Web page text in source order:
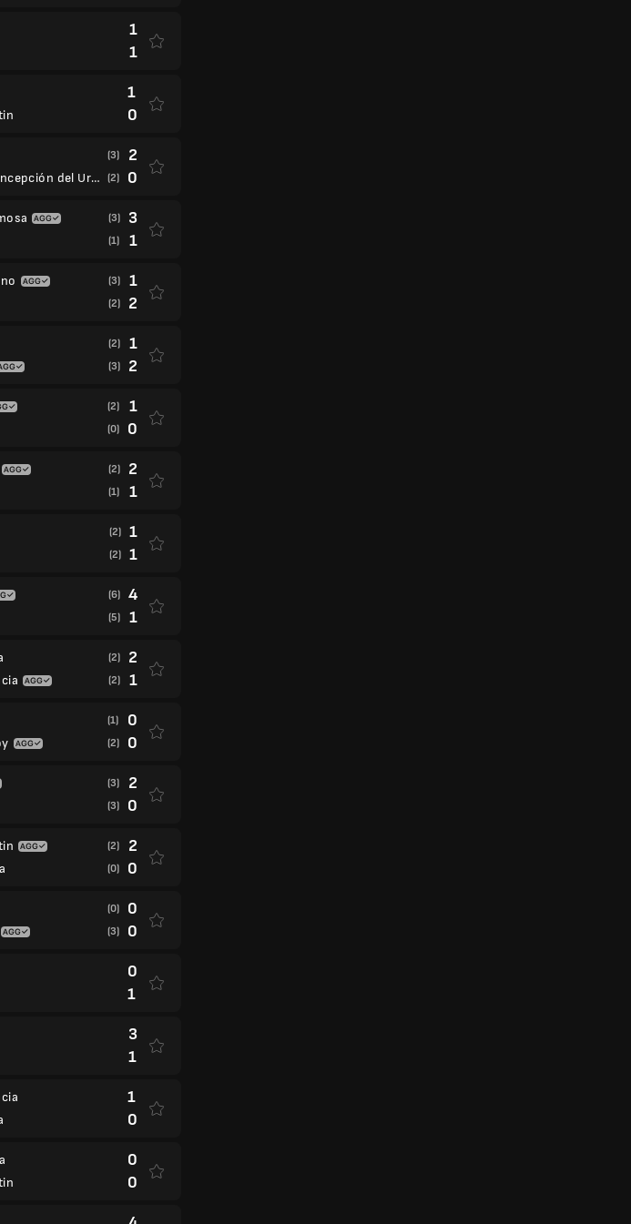
1
1
1
0
Gimnasia y Esgrima de Concepción del Uruguay
(3) 2
(2) 0
(3) 3
(1) 1
(3) 1
(2) 2
(2) 1
(3) 2
(2) 1
(0) 0
(2) 2
(1) 1
(2) 1
(2) 1
(6) 4
(5) 1
(2) 2
(2) 1
(1) 0
(2) 0
(3) 2
(3) 0
(2) 2
(0) 0
(0) 0
(3) 0
0
1
3
1
1
0
0
0